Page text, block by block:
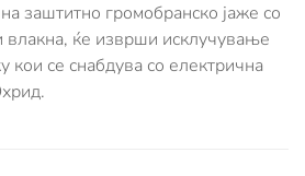
заштитно громобранско јаже со
влакна, ќе изврши исклучување
кои се снабдува со електрична